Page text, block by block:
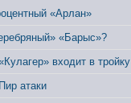
«Арлан»
«Барыс»?
входит в тройку
Пир атаки